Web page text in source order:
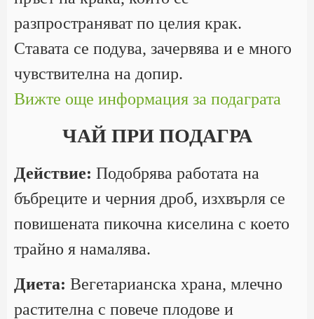
разпространяват по целия крак.
Ставата се подува, зачервява и е много
чувствителна на допир.
Вижте още информация за подаграта
ЧАЙ ПРИ ПОДАГРА
Действие: Подобрява работата на
бъбреците и черния дроб, изхвърля се
повишената пикочна киселина с което
трайно я намалява.
Диета: Вегетарианска храна, млечно
растителна с повече плодове и